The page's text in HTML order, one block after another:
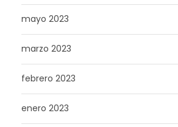
mayo 2023
marzo 2023
febrero 2023
enero 2023